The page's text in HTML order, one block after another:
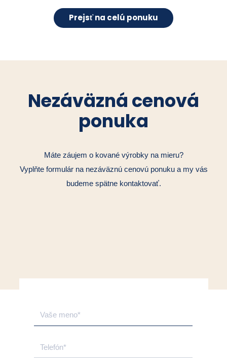
Prejsť na celú ponuku
Nezáväzná cenová
ponuka
Máte záujem o kované výrobky na mieru?
Vyplňte formulár na nezáväznú cenovú ponuku a my vás
budeme spätne kontaktovať.